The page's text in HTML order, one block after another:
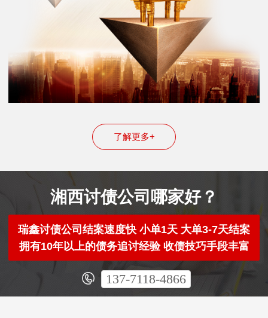
了解更多+
湘西讨债公司哪家好？
瑞鑫讨债公司结案速度快 小单1天 大单3-7天结案
拥有10年以上的债务追讨经验 收债技巧手段丰富
137-7118-4866